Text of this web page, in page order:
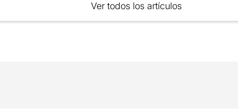
Ver todos los artículos